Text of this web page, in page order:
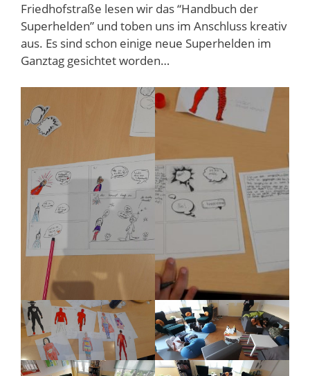
Friedhofstraße lesen wir das “Handbuch der
Superhelden” und toben uns im Anschluss kreativ
aus. Es sind schon einige neue Superhelden im
Ganztag gesichtet worden…